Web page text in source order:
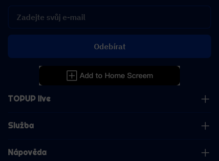
TOPUP live
Služba
Nápověda
Odebírat